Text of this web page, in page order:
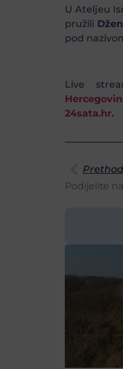
U Ateljeu
pružili
pod
Live
24sata.hr.
Podijelite